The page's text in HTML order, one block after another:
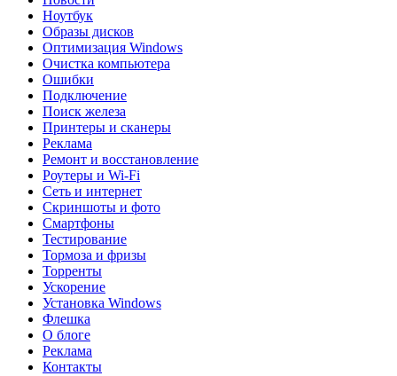
Ноутбук
Образы дисков
Оптимизация Windows
Очистка компьютера
Ошибки
Подключение
Поиск железа
Принтеры и сканеры
Реклама
Ремонт и восстановление
Роутеры и Wi-Fi
Сеть и интернет
Скриншоты и фото
Смартфоны
Тестирование
Тормоза и фризы
Торренты
Ускорение
Установка Windows
Флешка
О блоге
Реклама
Контакты